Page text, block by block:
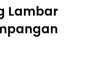
Lambar